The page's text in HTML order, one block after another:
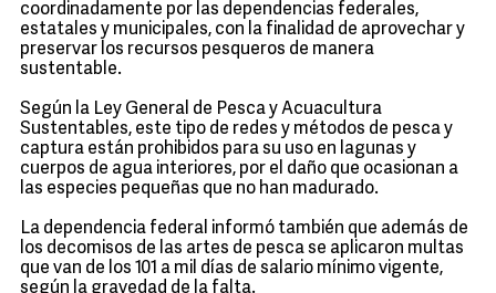
coordinadamente por las dependencias federales,
estatales y municipales, con la finalidad de aprovechar y
preservar los recursos pesqueros de manera
sustentable.
Según la Ley General de Pesca y Acuacultura
Sustentables, este tipo de redes y métodos de pesca y
captura están prohibidos para su uso en lagunas y
cuerpos de agua interiores, por el daño que ocasionan a
las especies pequeñas que no han madurado.
La dependencia federal informó también que además de
los decomisos de las artes de pesca se aplicaron multas
que van de los 101 a mil días de salario mínimo vigente,
según la gravedad de la falta.